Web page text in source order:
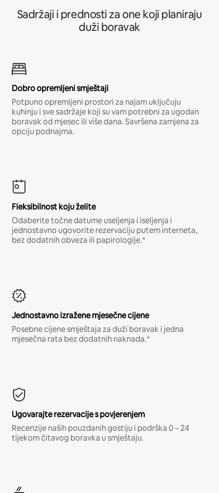
Sadržaji i prednosti za one koji planiraju
duži boravak
Dobro opremljeni smještaji
Potpuno opremljeni prostori za najam uključuju
kuhinju i sve sadržaje koji su vam potrebni za ugodan
boravak od mjesec ili više dana. Savršena zamjena za
opciju podnajma.
Fleksibilnost koju želite
Odaberite točne datume useljenja i iseljenja i
jednostavno ugovorite rezervaciju putem interneta,
bez dodatnih obveza ili papirologije.*
Jednostavno izražene mjesečne cijene
Posebne cijene smještaja za duži boravak i jedna
mjesečna rata bez dodatnih naknada.*
Ugovarajte rezervacije s povjerenjem
Recenzije naših pouzdanih gostiju i podrška 0 – 24
tijekom čitavog boravka u smještaju.